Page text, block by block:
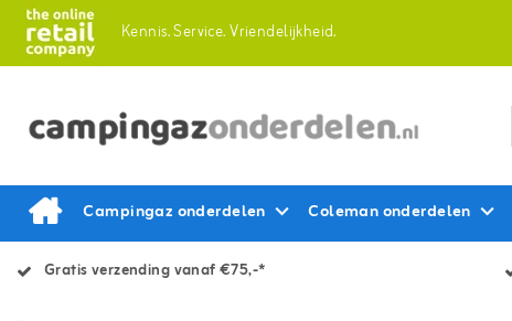
Kennis.Service.Vriendelijkheid.
Campingaz onderdelen Coleman onderdelen
Gratis verzending vanaf €75,-*